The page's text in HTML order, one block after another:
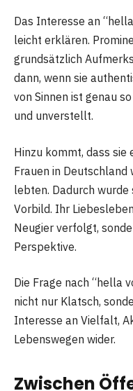
Das Interesse an
leicht erklären.
grundsätzlich
dann, wenn sie
von Sinnen ist genau
und unverstellt.
Hinzu kommt, dass sie
Frauen in Deutschland
lebten. Dadurch wurde
Vorbild. Ihr
Neugier verfolgt,
Perspektive.
Die Frage nach “hella
nicht nur Klatsch,
Interesse an Vielfalt,
Lebenswegen wider.
Zwischen